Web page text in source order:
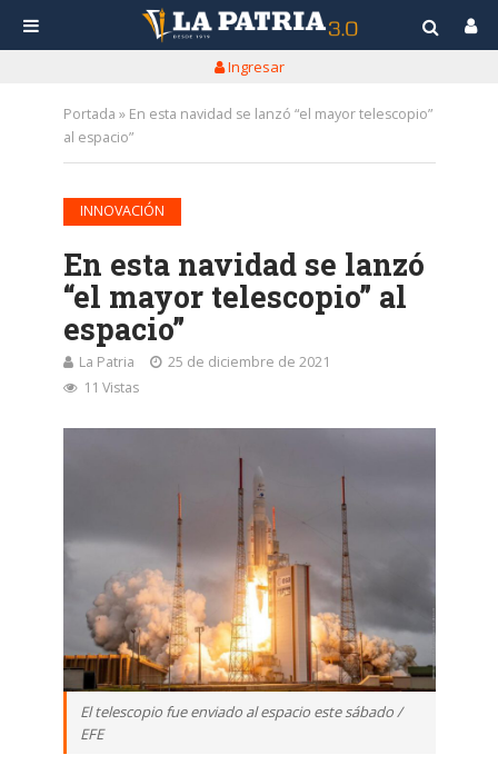
Ingresar
Portada » En esta navidad se lanzó “el mayor telescopio”
al espacio”
INNOVACIÓN
En esta navidad se lanzó
“el mayor telescopio” al
espacio”
La Patria
25 de diciembre de 2021
11 Vistas
El telescopio fue enviado al espacio este sábado /
EFE